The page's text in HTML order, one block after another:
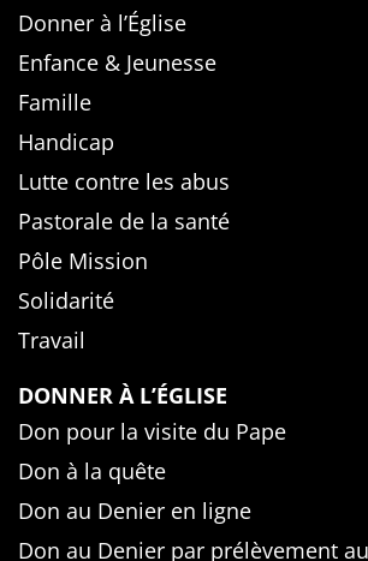
Donner à l’Église
Enfance & Jeunesse
Famille
Handicap
Lutte contre les abus
Pastorale de la santé
Pôle Mission
Solidarité
Travail
DONNER À L’ÉGLISE
Don pour la visite du Pape
Don à la quête
Don au Denier en ligne
Don au Denier par prélèvement